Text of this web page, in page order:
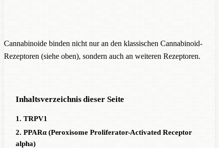
Cannabinoide binden nicht nur an den klassischen Cannabinoid-
Rezeptoren (siehe oben), sondern auch an weiteren Rezeptoren.
Inhaltsverzeichnis dieser Seite
1. TRPV1
2. PPARα (Peroxisome Proliferator-Activated Receptor
alpha)